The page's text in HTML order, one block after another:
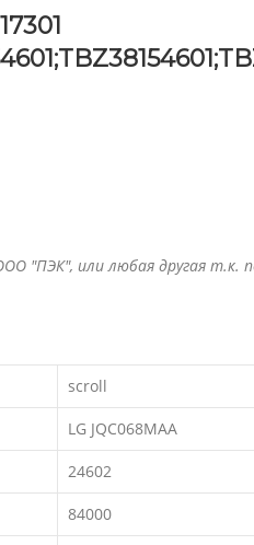
"ПЭК", или любая другая т.к.
scroll
LG JQC068MAA
24602
84000